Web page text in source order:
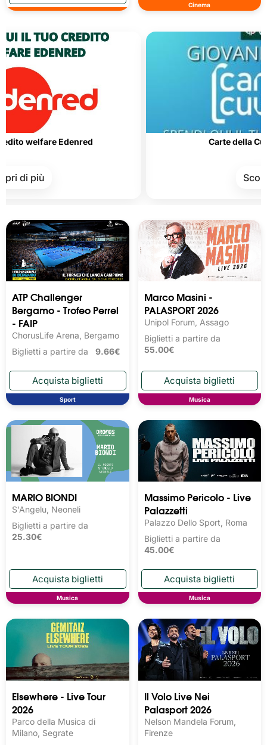
Cinema
ATP Challenger
Bergamo - Trofeo Perrel
- FAIP
ChorusLife Arena, Bergamo
Biglietti a partire da 9.66€
Sport
Marco Masini -
PALASPORT 2026
Unipol Forum, Assago
Biglietti a partire da
55.00€
Musica
MARIO BIONDI
S'Angelu, Neoneli
Biglietti a partire da
25.30€
Musica
Massimo Pericolo - Live
Palazzetti
Palazzo Dello Sport, Roma
Biglietti a partire da
45.00€
Musica
Elsewhere - Live Tour
2026
Parco della Musica di
Milano, Segrate
Il Volo Live Nei
Palasport 2026
Nelson Mandela Forum,
Firenze
Edenred Carte della Cultura e
Scopri di più